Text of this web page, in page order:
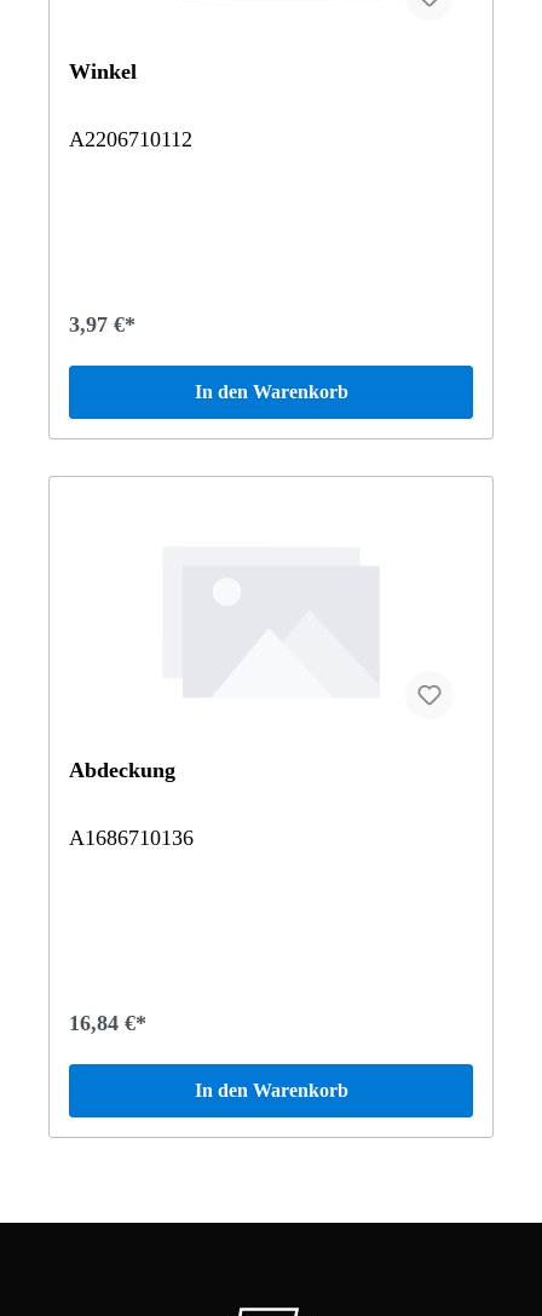
Winkel
A2206710112
3,97 €*
In den Warenkorb
Abdeckung
A1686710136
16,84 €*
In den Warenkorb